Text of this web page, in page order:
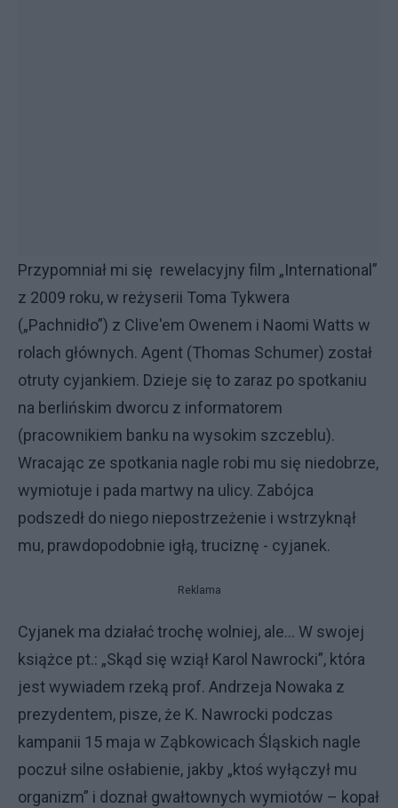
Przypomniał mi się rewelacyjny film „International”
z 2009 roku, w reżyserii Toma Tykwera
(„Pachnidło”) z Clive'em Owenem i Naomi Watts w
rolach głównych. Agent (Thomas Schumer) został
otruty cyjankiem. Dzieje się to zaraz po spotkaniu
na berlińskim dworcu z informatorem
(pracownikiem banku na wysokim szczeblu).
Wracając ze spotkania nagle robi mu się niedobrze,
wymiotuje i pada martwy na ulicy. Zabójca
podszedł do niego niepostrzeżenie i wstrzyknął
mu, prawdopodobnie igłą, truciznę - cyjanek.
Reklama
Cyjanek ma działać trochę wolniej, ale… W swojej
książce pt.: „Skąd się wziął Karol Nawrocki”, która
jest wywiadem rzeką prof. Andrzeja Nowaka z
prezydentem, pisze, że K. Nawrocki podczas
kampanii 15 maja w Ząbkowicach Śląskich nagle
poczuł silne osłabienie, jakby „ktoś wyłączył mu
organizm” i doznał gwałtownych wymiotów – kopał